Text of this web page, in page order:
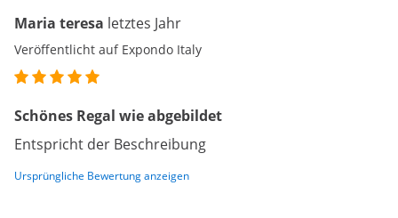
Maria teresa letztes Jahr
Veröffentlicht auf Expondo Italy
Schönes Regal wie abgebildet
Entspricht der Beschreibung
Ursprüngliche Bewertung anzeigen